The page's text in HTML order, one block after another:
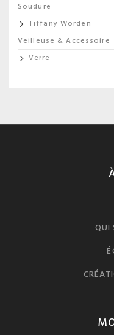
Soudure
Tiffany Worden
Veilleuse & Accessoire
Verre
QUI